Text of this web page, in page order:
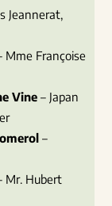
Jeannerat,
Mme Françoise
Vine – Japan
–
Mr. Hubert